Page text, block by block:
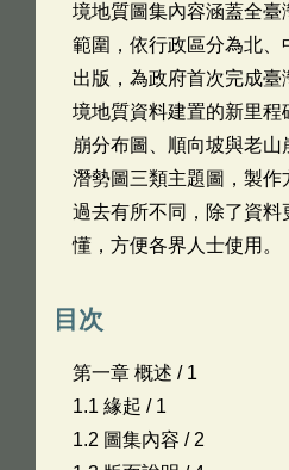
境地質圖集內容涵蓋全臺
範圍，依行政區分為北、
出版，為政府首次完成臺
境地質資料建置的新里程
崩分布圖、順向坡與老
潛勢圖三類主題圖，製作
過去有所不同，除了資料
懂，方便各界人士使用。
目次
第一章 概述 / 1
1.1 緣起 / 1
1.2 圖集內容 / 2